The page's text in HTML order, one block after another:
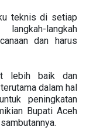
teknis di setiap
langkah
dan harus
lebih baik dan
dalam hal
peningkatan
Bupati Aceh